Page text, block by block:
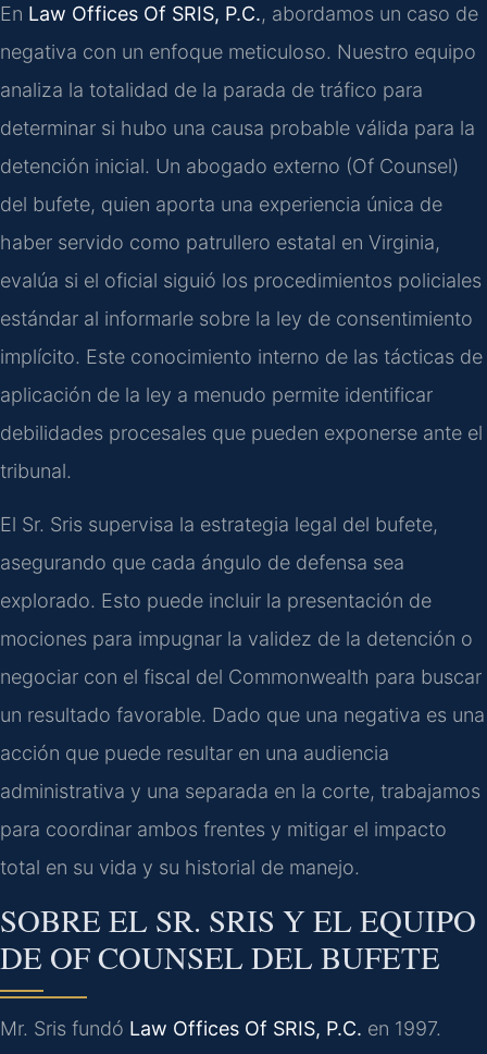
En Law Offices Of SRIS, P.C., abordamos un caso de
negativa con un enfoque meticuloso. Nuestro equipo
analiza la totalidad de la parada de tráfico para
determinar si hubo una causa probable válida para la
detención inicial. Un abogado externo (Of Counsel)
del bufete, quien aporta una experiencia única de
haber servido como patrullero estatal en Virginia,
evalúa si el oficial siguió los procedimientos policiales
estándar al informarle sobre la ley de consentimiento
implícito. Este conocimiento interno de las tácticas de
aplicación de la ley a menudo permite identificar
debilidades procesales que pueden exponerse ante el
tribunal.
El Sr. Sris supervisa la estrategia legal del bufete,
asegurando que cada ángulo de defensa sea
explorado. Esto puede incluir la presentación de
mociones para impugnar la validez de la detención o
negociar con el fiscal del Commonwealth para buscar
un resultado favorable. Dado que una negativa es una
acción que puede resultar en una audiencia
administrativa y una separada en la corte, trabajamos
para coordinar ambos frentes y mitigar el impacto
total en su vida y su historial de manejo.
SOBRE EL SR. SRIS Y EL EQUIPO
DE OF COUNSEL DEL BUFETE
Mr. Sris fundó Law Offices Of SRIS, P.C. en 1997.